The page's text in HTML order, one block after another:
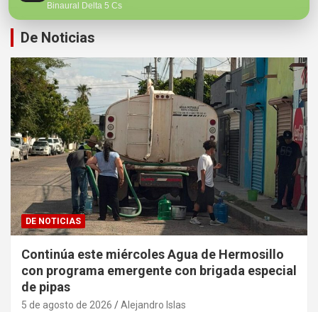
Binaural Delta 5 Cs
De Noticias
DE NOTICIAS
Continúa este miércoles Agua de Hermosillo
con programa emergente con brigada especial
de pipas
5 de agosto de 2026 Alejandro Islas